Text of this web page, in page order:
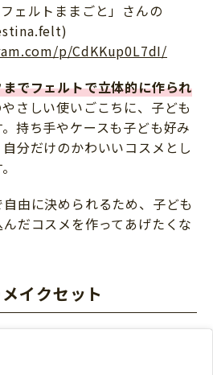
ェルトままごと」さんの
p/CdKKup0L7dI/
でフェルトで立体的に作られ
さしい使いごこちに、子ども
持ち手やケースも子ども好み
分だけのかわいいコスメとし
由に決められるため、子ども
だコスメを作ってあげたくな
イクセット